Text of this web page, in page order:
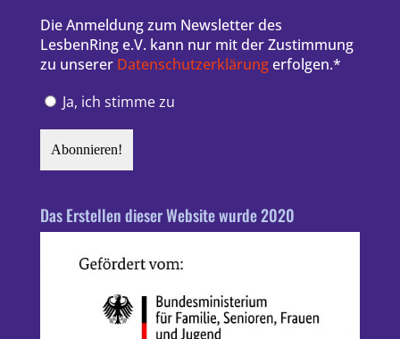
Die Anmeldung zum Newsletter des
LesbenRing e.V. kann nur mit der Zustimmung
zu unserer Datenschutzerklärungerfolgen.*
Ja, ich stimme zu
Das Erstellen dieser Website wurde 2020